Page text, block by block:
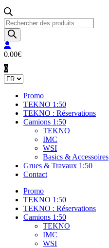
Recherche
de
produits
0.00€
0
Promo
TEKNO 1:50
TEKNO : Réservations
Camions 1:50
TEKNO
IMC
WSI
Basics & Accessoires
Grues & Travaux 1:50
Contact
Promo
TEKNO 1:50
TEKNO : Réservations
Camions 1:50
TEKNO
IMC
WSI